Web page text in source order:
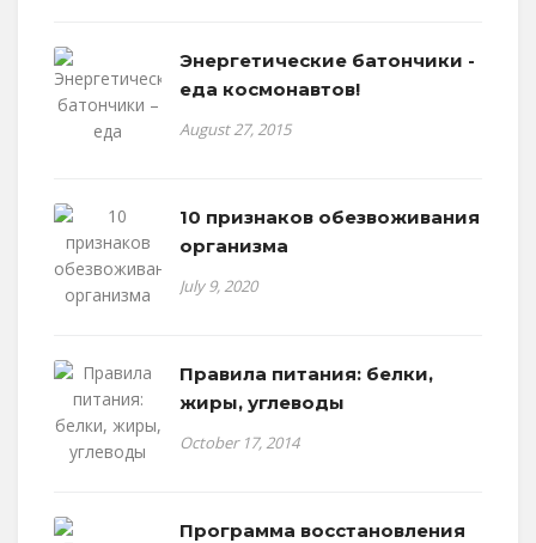
Энергетические батончики -
еда космонавтов!
August 27, 2015
10 признаков обезвоживания
организма
July 9, 2020
Правила питания: белки,
жиры, углеводы
October 17, 2014
Программа восстановления